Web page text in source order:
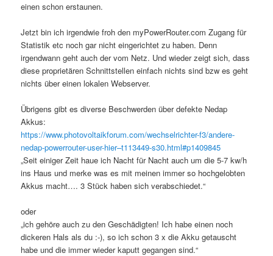
einen schon erstaunen.
Jetzt bin ich irgendwie froh den myPowerRouter.com Zugang für
Statistik etc noch gar nicht eingerichtet zu haben. Denn
irgendwann geht auch der vom Netz. Und wieder zeigt sich, dass
diese proprietären Schnittstellen einfach nichts sind bzw es geht
nichts über einen lokalen Webserver.
Übrigens gibt es diverse Beschwerden über defekte Nedap
Akkus:
https://www.photovoltaikforum.com/wechselrichter-f3/andere-
nedap-powerrouter-user-hier–t113449-s30.html#p1409845
„Seit einiger Zeit haue ich Nacht für Nacht auch um die 5-7 kw/h
ins Haus und merke was es mit meinen immer so hochgelobten
Akkus macht…. 3 Stück haben sich verabschiedet.“
oder
„ich gehöre auch zu den Geschädigten! Ich habe einen noch
dickeren Hals als du :-), so ich schon 3 x die Akku getauscht
habe und die immer wieder kaputt gegangen sind.“